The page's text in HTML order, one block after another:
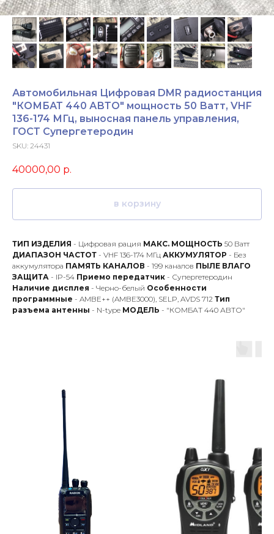
Автомобильная Цифровая DMR радиостанция
"КОМБАТ 440 АВТО" мощность 50 Ватт, VHF
136-174 МГц, выносная панель управления,
ГОСТ Супергетеродин
SKU: 24431
40000,00 р.
в корзину
ТИП ИЗДЕЛИЯ - Цифровая рация МАКС. МОЩНОСТЬ 50 Ватт
ДИАПАЗОН ЧАСТОТ - VHF 136-174 МГц АККУМУЛЯТОР - Без
аккумулятора ПАМЯТЬ КАНАЛОВ - 199 каналов ПЫЛЕ ВЛАГО
ЗАЩИТА - IP-54 Приемо передатчик - Супергетеродин
Наличие дисплея - Черно-белый Особенности
программные - AMBE++ (AMBE3000), SELP, AVDS 712 Тип
разъема антенны - N-type МОДЕЛЬ - "КОМБАТ 440 АВТО"